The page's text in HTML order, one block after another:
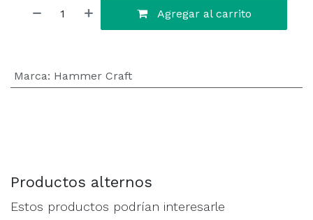
Agregar al carrito
Marca: Hammer Craft
Productos alternos
Estos productos podrían interesarle